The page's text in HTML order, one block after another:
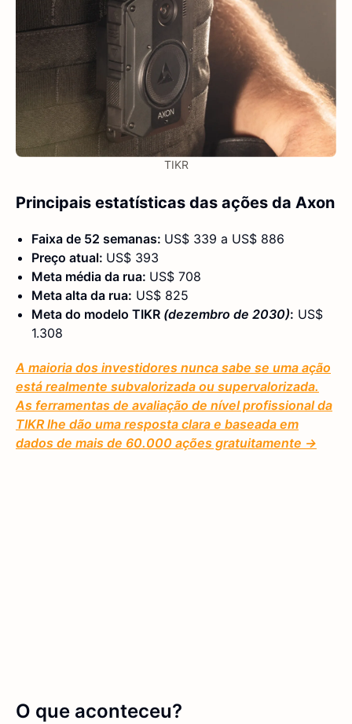
TIKR
Principais estatísticas das ações da Axon
Faixa de 52 semanas: US$ 339 a US$ 886
Preço atual: US$ 393
Meta média da rua: US$ 708
Meta alta da rua: US$ 825
Meta do modelo TIKR (dezembro de 2030): US$
1.308
A maioria dos investidores nunca sabe se uma ação
está realmente subvalorizada ou supervalorizada.
As ferramentas de avaliação de nível profissional da
TIKR lhe dão uma resposta clara e baseada em
dados de mais de 60.000 ações gratuitamente →
O que aconteceu?